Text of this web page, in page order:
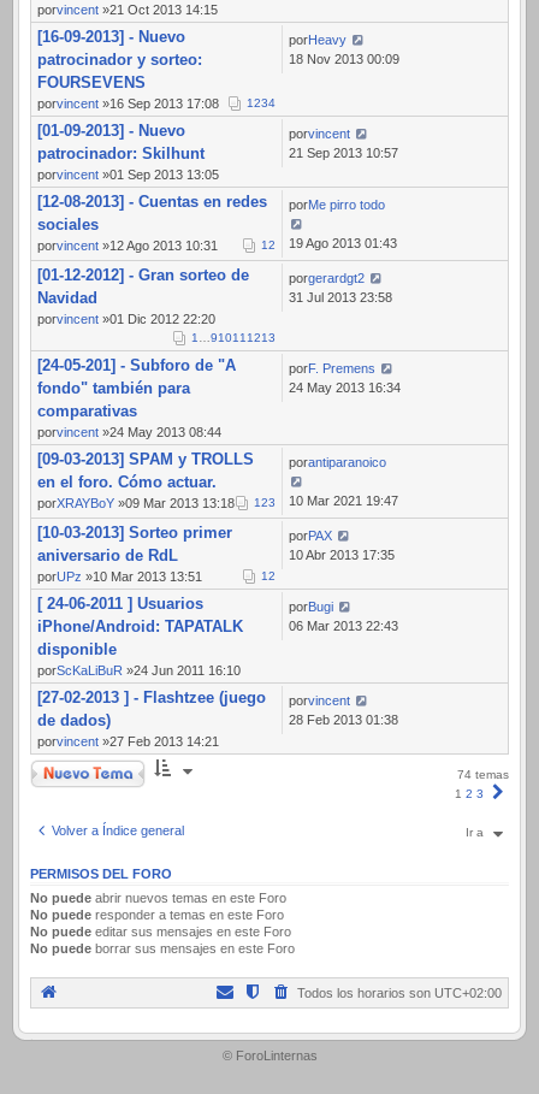
porvincent »21 Oct 2013 14:15
[16-09-2013] - Nuevo
patrocinador y sorteo:
FOURSEVENS
porvincent »16 Sep 2013 17:08 1234
porHeavy
18 Nov 2013 00:09
[01-09-2013] - Nuevo
patrocinador: Skilhunt
porvincent »01 Sep 2013 13:05
porvincent
21 Sep 2013 10:57
[12-08-2013] - Cuentas en redes
sociales
porvincent »12 Ago 2013 10:31 12
porMe pirro todo
19 Ago 2013 01:43
[01-12-2012] - Gran sorteo de
Navidad
porvincent »01 Dic 2012 22:20
1 91011 1213
porgerardgt2
31 Jul 2013 23:58
[24-05-201] - Subforo de "A
fondo" también para
comparativas
porvincent »24 May 2013 08:44
porF. Premens
24 May 2013 16:34
[09-03-2013] SPAM y TROLLS
en el foro. Cómo actuar.
porXRAYBoY »09 Mar 2013 13:18 123
porantiparanoico
10 Mar 2021 19:47
[10-03-2013] Sorteo primer
aniversario de RdL
porUPz »10 Mar 2013 13:51 12
porPAX
10 Abr 2013 17:35
[ 24-06-2011 ] Usuarios
iPhone/Android: TAPATALK
disponible
porScKaLiBuR »24 Jun 2011 16:10
porBugi
06 Mar 2013 22:43
[27-02-2013 ] - Flashtzee (juego
de dados)
porvincent »27 Feb 2013 14:21
porvincent
28 Feb 2013 01:38
Nuevo Tema
74 temas
1 2 3
Volver a Índice general Ir a
PERMISOS DEL FORO
No puede abrir nuevos temas en este Foro
No puede responder a temas en este Foro
No puede editar sus mensajes en este Foro
No puede borrar sus mensajes en este Foro
Todos los horarios son UTC+02:00
.
© ForoLinternas